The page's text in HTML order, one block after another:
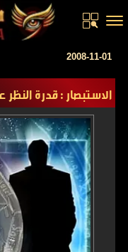
الرئيسية
قصص واقعية
تحقيقات
ركن الخيال
2008-11-01
الاستبصار : قدرة